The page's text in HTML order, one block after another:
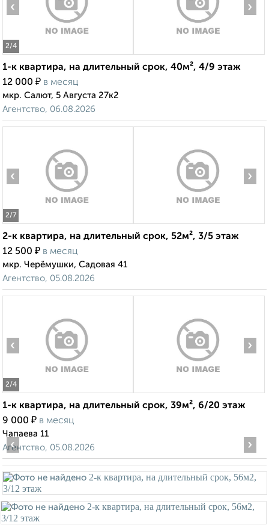
2/4
‹ ›
1-к квартира, на длительный срок, 40м², 4/9 этаж
12 000 ₽ в месяц
мкр. Салют, 5 Августа 27к2
Агентство, 06.08.2026
2/7
‹ ›
2-к квартира, на длительный срок, 52м², 3/5 этаж
12 500 ₽ в месяц
мкр. Черёмушки, Садовая 41
Агентство, 05.08.2026
2/4
‹ ›
1-к квартира, на длительный срок, 39м², 6/20 этаж
9 000 ₽ в месяц
Чапаева 11
Агентство, 05.08.2026
‹ ›